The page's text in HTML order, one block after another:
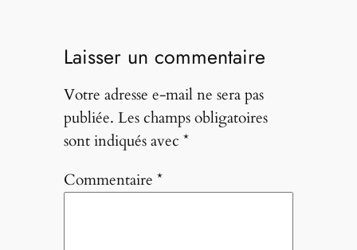
Laisser un commentaire
Votre adresse e-mail ne sera pas
publiée. Les champs obligatoires
sont indiqués avec *
Commentaire *